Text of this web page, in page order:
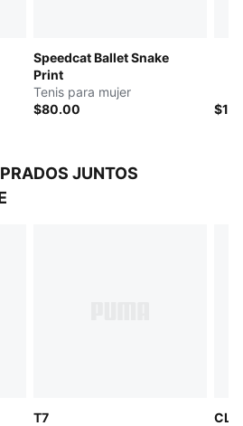
Speedcat Ballet Snake
Print
Tenis para mujer
$80.00
JUNTOS
T7